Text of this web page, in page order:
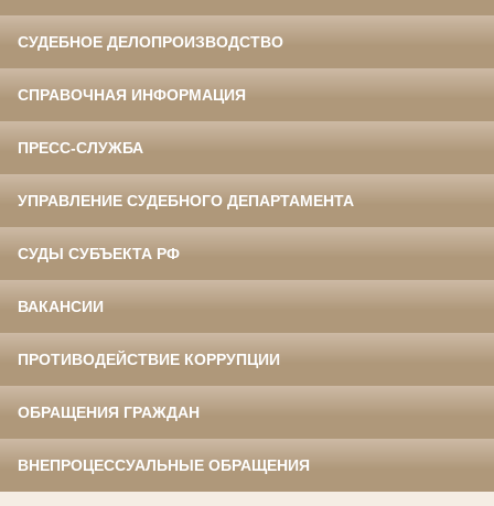
СУДЕБНОЕ ДЕЛОПРОИЗВОДСТВО
СПРАВОЧНАЯ ИНФОРМАЦИЯ
ПРЕСС-СЛУЖБА
УПРАВЛЕНИЕ СУДЕБНОГО ДЕПАРТАМЕНТА
СУДЫ СУБЪЕКТА РФ
ВАКАНСИИ
ПРОТИВОДЕЙСТВИЕ КОРРУПЦИИ
ОБРАЩЕНИЯ ГРАЖДАН
ВНЕПРОЦЕССУАЛЬНЫЕ ОБРАЩЕНИЯ